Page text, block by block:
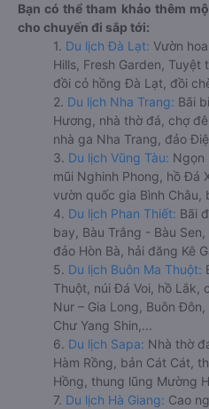
Bạn có thể tham khảo thêm
cho chuyến đi sắp tới:
1. Du lịch Đà Lạt: Vườn
Hills, Fresh Garden, Tuyệt
đồi cỏ hồng Đà Lạt, đồi
2. Du lịch Nha Trang: Bãi
Hương, nhà thờ đá, chợ
nhà ga Nha Trang, đảo
3. Du lịch Vũng Tàu: Ngọn
mũi Nghinh Phong, hồ Đá
vườn quốc gia Bình Châu,
4. Du lịch Phan Thiết: Bãi
bay, Bàu Trắng - Bàu
đảo Hòn Bà, hải đăng Kê
5. Du lịch Buôn Ma Thuột:
Thuột, núi Đá Voi, hồ Lắk,
Nur – Gia Long, Buôn
Chư Yang Shin,...
6. Du lịch Sapa: Nhà thờ
Hàm Rồng, bản Cát Cát,
Hồng, thung lũng Mường
7. Du lịch Hà Giang: Cao